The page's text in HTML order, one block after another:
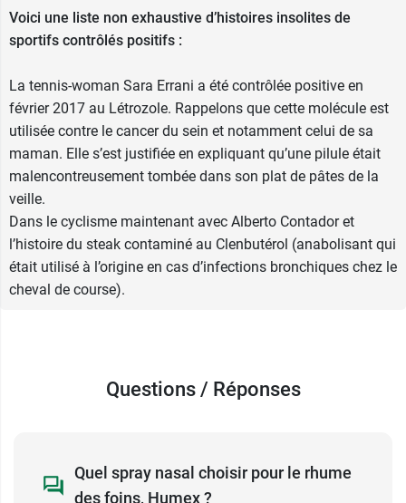
Effets secondaires des gouttes
pour le nez Humex Rhume des
foins
Effets indésirables de Humex Rhume des
foins à doses recommandées
Le spray nasal Humex Rhume des foins peut être
à l'origine d'effets indésirables. En effet, Humex
Rhume des foins peut être la cause de :
réactions allergiques avec prurit, éruptions
immédiate.
assèchement et irritation des muqueuses
nasales et de la gorge,
Voici une liste non exhaustive d’histoires insolites de
sportifs contrôlés positifs :
La tennis-woman Sara Errani a été contrôlée positive en
février 2017 au Létrozole. Rappelons que cette molécule est
utilisée contre le cancer du sein et notamment celui de sa
maman. Elle s’est justifiée en expliquant qu’une pilule était
malencontreusement tombée dans son plat de pâtes de la
veille.
Dans le cyclisme maintenant avec Alberto Contador et
l’histoire du steak contaminé au Clenbutérol (anabolisant qui
était utilisé à l’origine en cas d’infections bronchiques chez le
cheval de course).
Questions / Réponses
Quel spray nasal choisir pour le rhume
des foins, Humex ?